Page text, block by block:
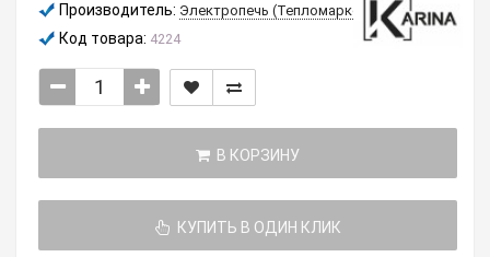
Производитель: Электропечь (Тепломаркет)
Код товара: 4224
В КОРЗИНУ
КУПИТЬ В ОДИН КЛИК